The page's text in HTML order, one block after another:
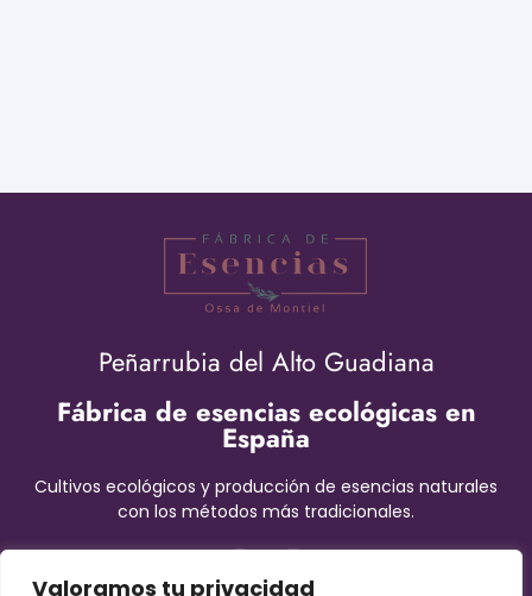
Valoramos tu privacidad
Peñarrubia del Alto Guadiana
Fábrica de esencias ecológicas en
España
Cultivos ecológicos y producción de esencias naturales
con los métodos más tradicionales.